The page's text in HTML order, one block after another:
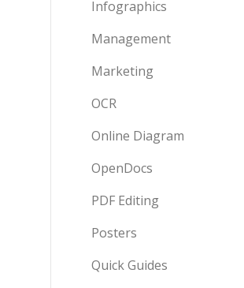
Infographics
Management
Marketing
OCR
Online Diagram
OpenDocs
PDF Editing
Posters
Quick Guides